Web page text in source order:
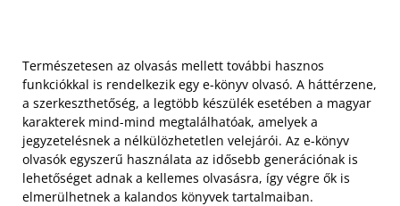
Természetesen az olvasás mellett további hasznos
funkciókkal is rendelkezik egy e-könyv olvasó. A háttérzene,
a szerkeszthetőség, a legtöbb készülék esetében a magyar
karakterek mind-mind megtalálhatóak, amelyek a
jegyzetelésnek a nélkülözhetetlen velejárói. Az e-könyv
olvasók egyszerű használata az idősebb generációnak is
lehetőséget adnak a kellemes olvasásra, így végre ők is
elmerülhetnek a kalandos könyvek tartalmaiban.